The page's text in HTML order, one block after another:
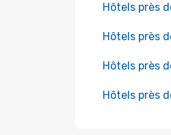
Hôtels près
Hôtels près
Hôtels près
Hôtels près